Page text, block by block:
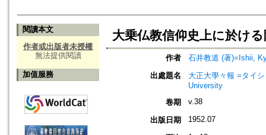
閱讀本文
作者或出版者未授權
無法提供閱讀
加值服務
大乗仏教信仰史上に於け
作者
石井教道 (著)=Ishii,
出處題名
大正大學々報 =タイ
University
卷期
v.38
出版日期 1952.07